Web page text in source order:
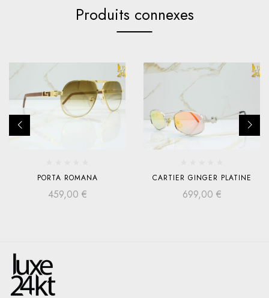
Produits connexes
PORTA ROMANA
459,00 €
CARTIER GINGER PLATINE
699,00 €